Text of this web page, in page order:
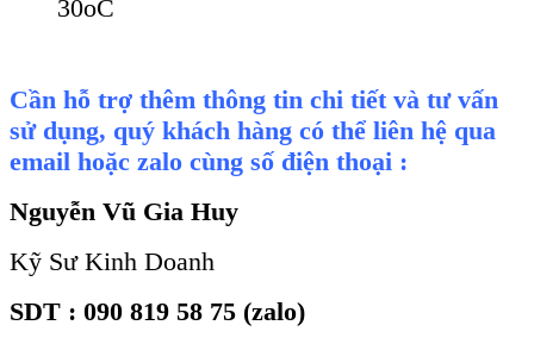
30oC
Cần hỗ trợ thêm thông tin chi tiết và tư vấn
sử dụng, quý khách hàng có thể liên hệ qua
email hoặc zalo cùng số điện thoại :
Nguyễn Vũ Gia Huy
Kỹ Sư Kinh Doanh
SDT : 090 819 58 75 (zalo)